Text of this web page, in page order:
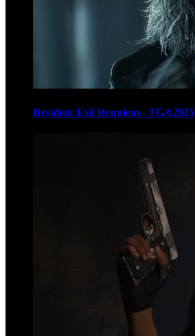
Resident Evil Requiem - TGA2025